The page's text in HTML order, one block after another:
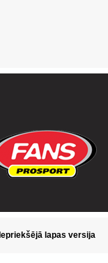
Iepriekšējā lapas versija